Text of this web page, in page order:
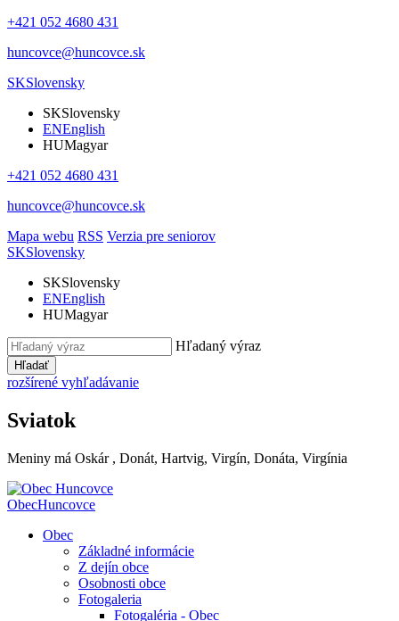
+421 052 4680 431
huncovce@huncovce.sk
SKSlovensky
SKSlovensky
ENEnglish
HUMagyar
+421 052 4680 431
huncovce@huncovce.sk
Mapa webu RSS Verzia pre seniorov
SKSlovensky
SKSlovensky
ENEnglish
HUMagyar
Hľadaný výraz
Hľadať
rozšírené vyhľadávanie
Sviatok
Meniny má Oskár , Donát, Hartvig, Virgín, Donáta, Virgínia
ObecHuncovce
Obec
Základné informácie
Z dejín obce
Osobnosti obce
Fotogaleria
Fotogaléria - Obec